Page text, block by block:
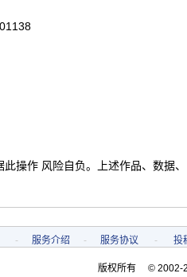
操作 风险自负。上述作品、数据
- 服务介绍 - 服务协议 - 投
版权所有 © 2002-